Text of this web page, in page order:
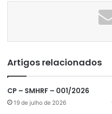
Artigos relacionados
CP – SMHRF – 001/2026
19 de julho de 2026